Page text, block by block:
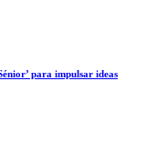
para impulsar ideas